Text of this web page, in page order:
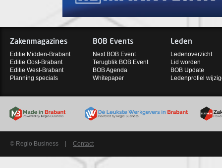
Zakenmagazines
Editie Midden-Brabant
Editie Oost-Brabant
Editie West-Brabant
Planning specials
BOB Events
Next BOB Event
Terugblik BOB Event
BOB Agenda
Whitepaper
Leden
Ledenoverzicht
Lid worden
BOB Update
Ledenprofiel
© Regio Business Contact